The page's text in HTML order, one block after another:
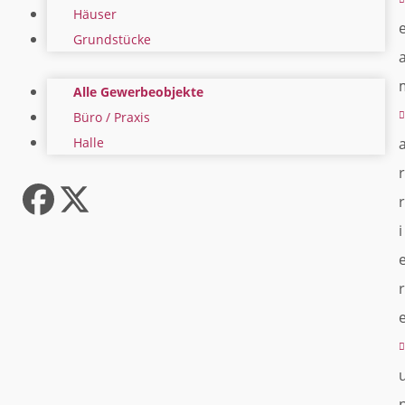
Häuser
Grundstücke
Alle Gewerbeobjekte
Büro / Praxis
Halle
Facebook
Twitter
r
r
i
r